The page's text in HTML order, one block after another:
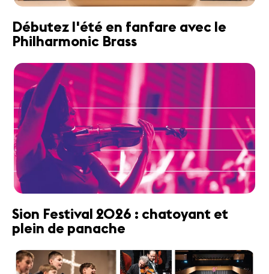
Débutez l'été en fanfare avec le
Philharmonic Brass
Sion Festival 2026 : chatoyant et
plein de panache